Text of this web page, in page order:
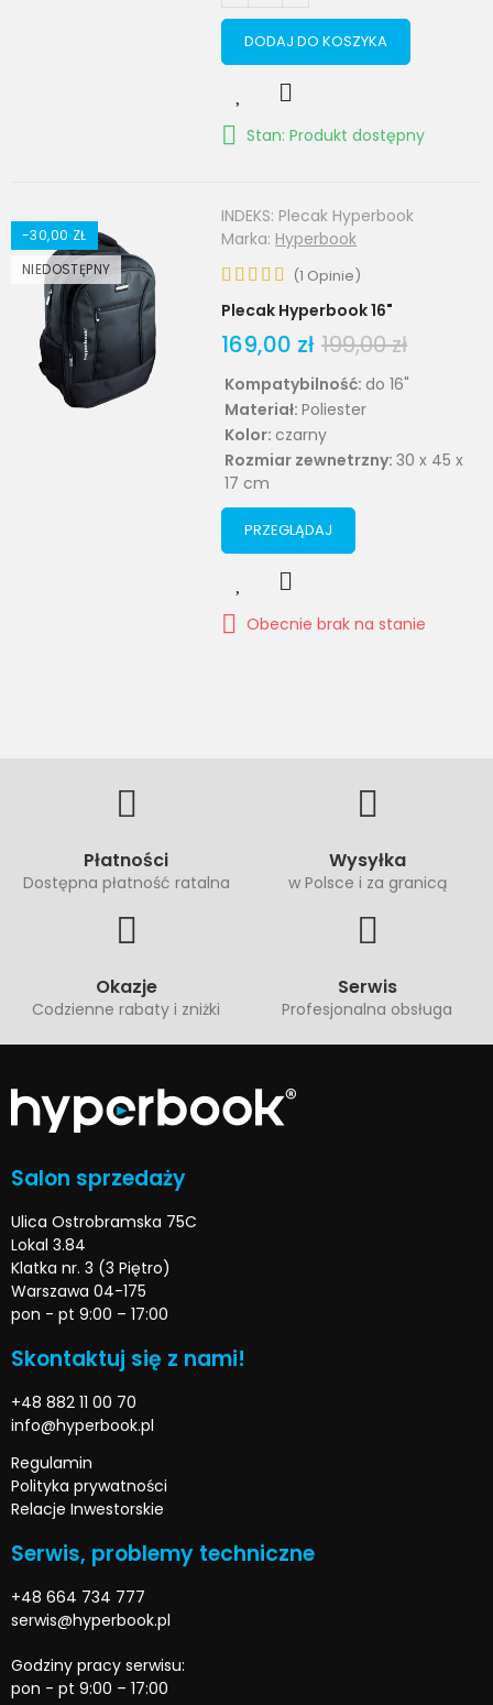
DODAJ DO KOSZYKA
Stan: Produkt dostępny
-30,00 ZŁ
NIEDOSTĘPNY
INDEKS: Plecak Hyperbook
Marka: Hyperbook
(1 Opinie)
Plecak Hyperbook 16"
169,00 zł 199,00 zł
Kompatybilność: do 16"
Materiał:Poliester
Kolor: czarny
Rozmiar zewnetrzny:30 x 45 x
17 cm
PRZEGLĄDAJ
Obecnie brak na stanie
Płatności
Dostępna płatność ratalna
Wysyłka
w Polsce i za granicą
Okazje
Codzienne rabaty i zniżki
Serwis
Profesjonalna obsługa
Salon sprzedaży
Ulica Ostrobramska 75C
Lokal 3.84
Klatka nr. 3 (3 Piętro)
Warszawa 04-175
pon - pt 9:00 – 17:00
Skontaktuj się z nami!
+48 882 11 00 70
info@hyperbook.pl
Regulamin
Polityka prywatności
Relacje Inwestorskie
Serwis, problemy techniczne
+48 664 734 777
serwis@hyperbook.pl
Godziny pracy serwisu:
pon - pt 9:00 – 17:00